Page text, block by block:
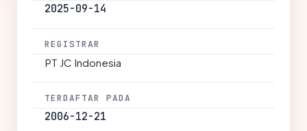
2025-09-14
REGISTRAR
PT JC Indonesia
TERDAFTAR PADA
2006-12-21